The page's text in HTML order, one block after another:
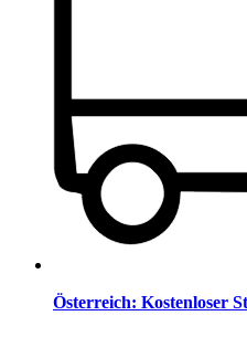
Österreich: Kostenloser